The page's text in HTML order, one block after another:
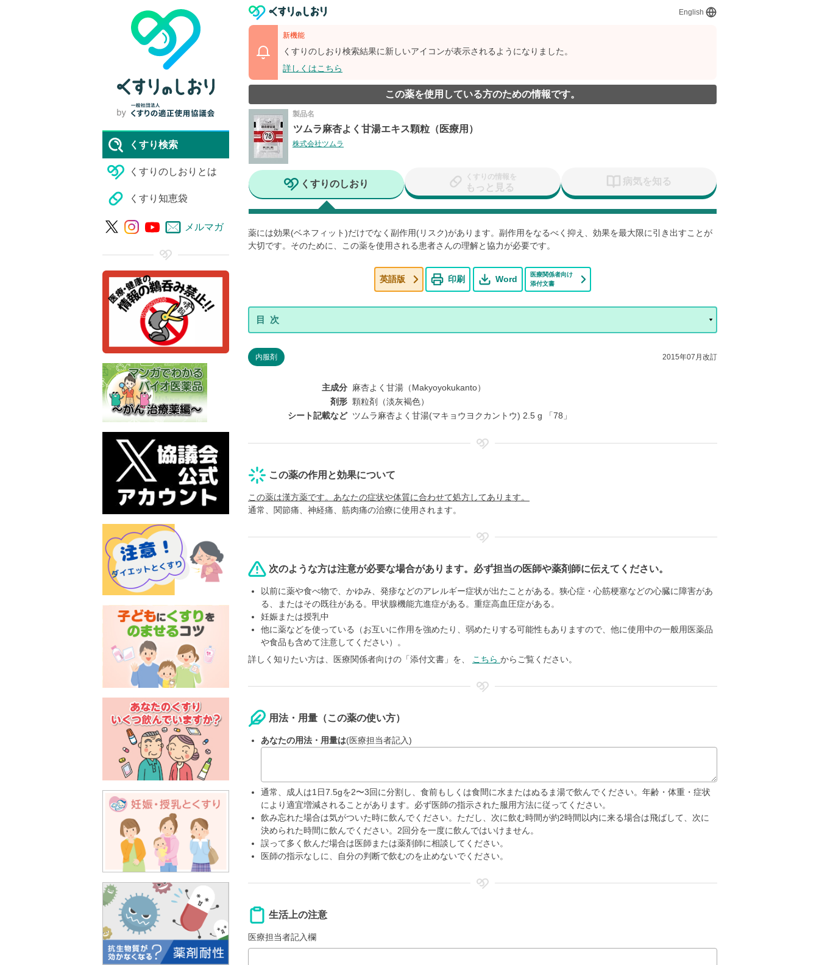
English
新機能
くすりのしおり検索結果に新しいアイコンが表示されるようになりました。
詳しくはこちら
この薬を使用している方のための情報です。
くすり検索
くすりのしおりとは
くすり知恵袋
メルマガ
製品名
ツムラ麻杏よく甘湯エキス顆粒（医療用）
株式会社ツムラ
くすりのしおり
くすりの情報を
もっと見る
病気を知る
薬には効果(ベネフィット)だけでなく副作用(リスク)があります。副作用をなるべく抑え、効果を最大限に引き出すことが
大切です。そのために、この薬を使用される患者さんの理解と協力が必要です。
英語版 印刷 Word
医療関係者向け
添付文書
内服剤 2015年07月改訂
主成分 麻杏よく甘湯（Makyoyokukanto）
剤形 顆粒剤（淡灰褐色）
シート記載など ツムラ麻杏よく甘湯(マキョウヨクカントウ) 2.5 g 「78」
この薬の作用と効果について
この薬は漢方薬です。あなたの症状や体質に合わせて処方してあります。
通常、関節痛、神経痛、筋肉痛の治療に使用されます。
次のような方は注意が必要な場合があります。必ず担当の医師や薬剤師に伝えてください。
以前に薬や食べ物で、かゆみ、発疹などのアレルギー症状が出たことがある。狭心症・心筋梗塞などの心臓に障害があ
る、またはその既往がある。甲状腺機能亢進症がある。重症高血圧症がある。
妊娠または授乳中
他に薬などを使っている（お互いに作用を強めたり、弱めたりする可能性もありますので、他に使用中の一般用医薬品
や食品も含めて注意してください）。
詳しく知りたい方は、医療関係者向けの「添付文書」を、
こちら からご覧ください。
用法・用量（この薬の使い方）
あなたの用法・用量は(医療担当者記入)
通常、成人は1日7.5gを2〜3回に分割し、食前もしくは食間に水またはぬるま湯で飲んでください。年齢・体重・症状
により適宜増減されることがあります。必ず医師の指示された服用方法に従ってください。
飲み忘れた場合は気がついた時に飲んでください。ただし、次に飲む時間が約2時間以内に来る場合は飛ばして、次に
決められた時間に飲んでください。2回分を一度に飲んではいけません。
誤って多く飲んだ場合は医師または薬剤師に相談してください。
医師の指示なしに、自分の判断で飲むのを止めないでください。
生活上の注意
医療担当者記入欄